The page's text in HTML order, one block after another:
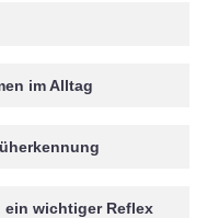
im Alltag
ein wichtiger Reflex